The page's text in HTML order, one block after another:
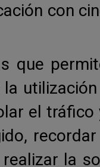
con
que
el
la